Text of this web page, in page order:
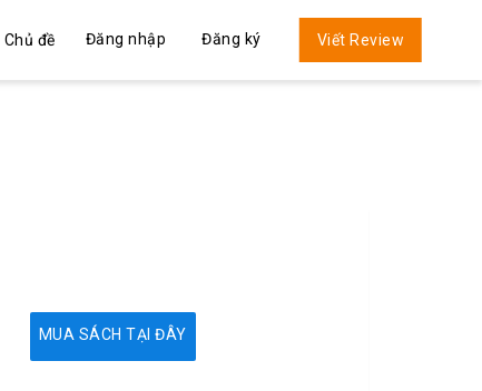
Chủ đề Đăng nhập Đăng ký Viết Review
MUA SÁCH TẠI ĐÂY